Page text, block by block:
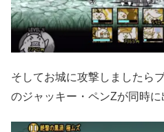
そしてお城に攻撃しましたら
のジャッキー・ペンZが同時に